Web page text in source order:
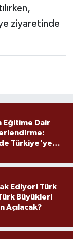
ziyaretinde
Eğitime Dair
Türkiye'ye
Ediyor! Türk
Büyükleri
Açılacak?